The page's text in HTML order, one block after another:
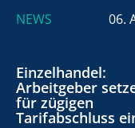
NEWS 06.
Einzelhandel:
Arbeitgeber
für zügigen
Tarifabschluss